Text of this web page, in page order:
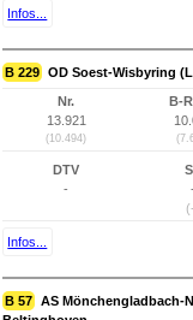
Infos...
B 229 OD Soest-Wisbyring
Nr.
13.921
(10.494)
B-
DTV
-
-
Infos...
B 57 AS Mönchengladbach-